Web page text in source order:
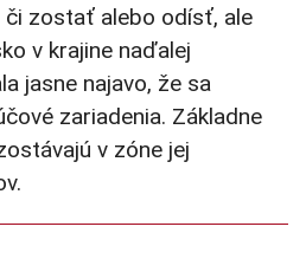
či zostať alebo odísť, ale
v krajine naďalej
jasne najavo, že sa
zariadenia. Základne
v zóne jej